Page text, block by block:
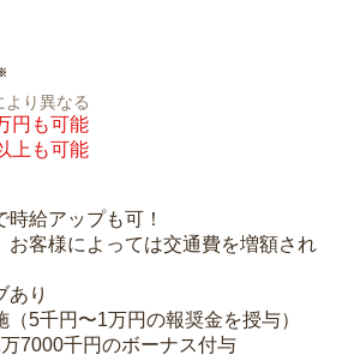
り異なる
円も可能
上も可能
給アップも可！
客様によっては交通費を増額され
あり
（5千円〜1万円の報奨金を授与）
7000千円のボーナス付与